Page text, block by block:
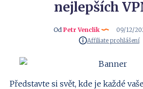
nejlepších
Od Petr Venclik 09/12/
Affiliate prohlášení
Představte si svět, kde je každé